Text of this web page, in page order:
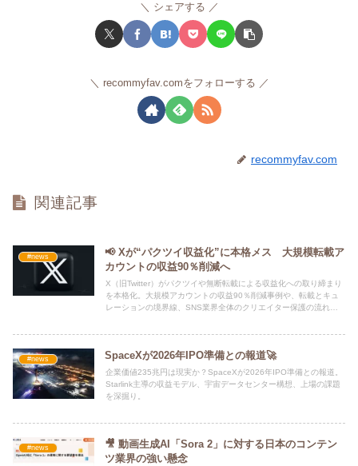
シェアする
recommyfav.comをフォローする
recommyfav.com
関連記事
#news
📢 Xが“パクツイ収益化”に本格メス 大規模転載ア
カウントの収益90％削減へ
X（旧Twitter）がパクツイや無断転載による収益化への取り締まり
を本格化。大規模アカウントの収益90％削減事例や、転載とキュ
レーションの境界線、SNS業界全体のクリエイター保護の流れを
#news SpaceXが2026年IPO準備との報道🚀
企業価値235兆円は現実か？SpaceXが2026年IPO準備との報道。
Starlink主導の収益モデル、宇宙データセンター構想、上場の課題
を深掘り。
#news
🎥 動画生成AI「Sora 2」に対する日本のコンテン
ツ業界の強い懸念